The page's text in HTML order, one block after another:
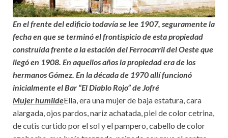
En el frente del edificio todavía se lee 1907, seguramente la
fecha en que se terminó el frontispicio de esta propiedad
construída frente a la estación del Ferrocarril del Oeste que
llegó en 1908. En aquellos años la propiedad era de los
hermanos Gómez. En la década de 1970 allí funcionó
inicialmente el Bar “El Diablo Rojo” de Jofré
Mujer humildeElla, era una mujer de baja estatura, cara
alargada, ojos pardos, nariz achatada, piel de color cetrina,
de cutis curtido por el sol y el pampero, cabello de color